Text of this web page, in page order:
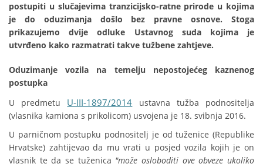
postupiti u slučajevima tranzicijsko-ratne prirode u kojima
je do oduzimanja došlo bez pravne osnove. Stoga
prikazujemo dvije odluke Ustavnog suda kojima je
utvrđeno kako razmatrati takve tužbene zahtjeve.
Oduzimanje vozila na temelju nepostojećeg kaznenog
postupka
U predmetu U-III-1897/2014 ustavna tužba podnositelja
(vlasnika kamiona s prikolicom) usvojena je 18. svibnja 2016.
U parničnom postupku podnositelj je od tuženice (Republike
Hrvatske) zahtijevao da mu vrati u posjed vozila kojih je on
vlasnik te da se tuženica "može osloboditi ove obveze ukoliko